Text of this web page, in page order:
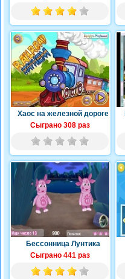
Хаос на железной дороге
Сыграно 308 раз
Бессонница Лунтика
Сыграно 441 раз